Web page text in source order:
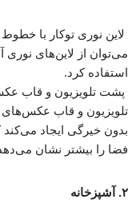
لاین نوری توکار با
می‌توان از لاین‌های نوری
استفاده کرد.
پشت تلویزیون و قاب
تلویزیون و قاب عکس‌های
بدون خیرگی ایجاد
فضا را بیشتر نشان
۲. آشپزخانه